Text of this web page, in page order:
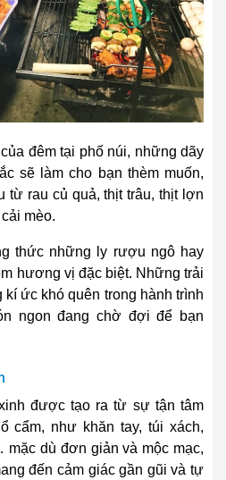
đêm tại phố núi, những dãy
sẽ làm cho bạn thèm muốn,
rau củ quả, thịt trâu, thịt lợn
mèo.
thức những ly rượu ngô hay
hương vị đặc biệt. Những trải
ức khó quên trong hành trình
ngon đang chờ đợi để bạn
được tạo ra từ sự tận tâm
cẩm, như khăn tay, túi xách,
dù đơn giản và mộc mạc,
đến cảm giác gần gũi và tự